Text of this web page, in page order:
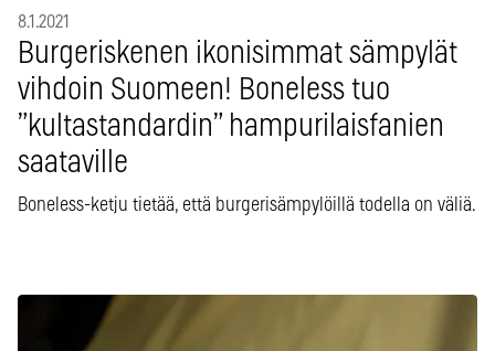
8.1.2021
Burgeriskenen ikonisimmat sämpylät
vihdoin Suomeen! Boneless tuo
”kultastandardin” hampurilaisfanien
saataville
Boneless-ketju tietää, että burgerisämpylöillä todella on väliä.